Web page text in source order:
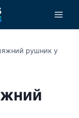
рушник у